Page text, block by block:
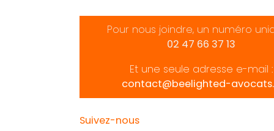
Pour nous joindre, un numéro
02 47 66 37 13
Et une seule adresse e-mail :
contact@beelighted-
Suivez-nous